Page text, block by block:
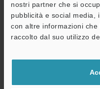
nostri partner che si
pubblicità e social media,
con altre informazioni
raccolto dal suo utilizzo
Download
Dichiarazione sulla privacy